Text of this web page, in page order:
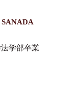
学部卒業